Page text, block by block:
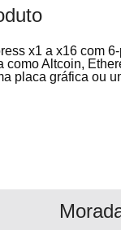
x1 a x16 com
como Altcoin,
placa gráfica ou